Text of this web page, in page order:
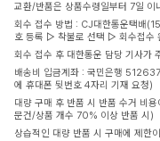
교환/반품은 상품수령일부터 7일 이
회수 접수 방법 : CJ대한통운택배
호 등록 ▷ 착불로 선택 ▷ 회수접수
회수 접수 후 대한통운 담당 기사가
배송비 입금계좌 : 국민은행
에 휴대폰 뒷번호 4자리 기재 요청)
대량 구매 후 반품 시 반품 수거 비
문건/상품 개수 70% 이상 반품 시)
상습적인 대량 반품 시 구매에 제한